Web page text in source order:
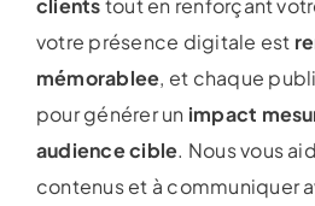
votre présence digitale est
mémorablee, et chaque
pour générer un impact
audience cible. Nous vous
contenus et à communiquer